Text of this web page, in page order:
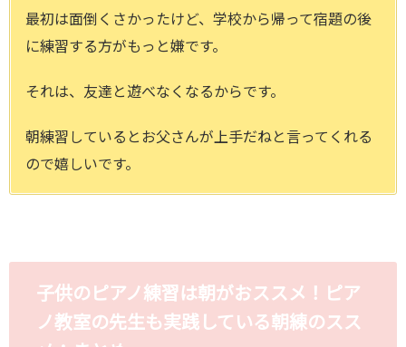
最初は面倒くさかったけど、学校から帰って宿題の後
に練習する方がもっと嫌です。
それは、友達と遊べなくなるからです。
朝練習しているとお父さんが上手だねと言ってくれる
ので嬉しいです。
子供のピアノ練習は朝がおススメ！ピア
ノ教室の先生も実践している朝練のスス